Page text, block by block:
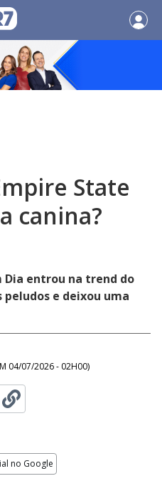
State
canina?
Dia entrou na trend do
e deixou uma
04/07/2026 - 02H00)
no Google